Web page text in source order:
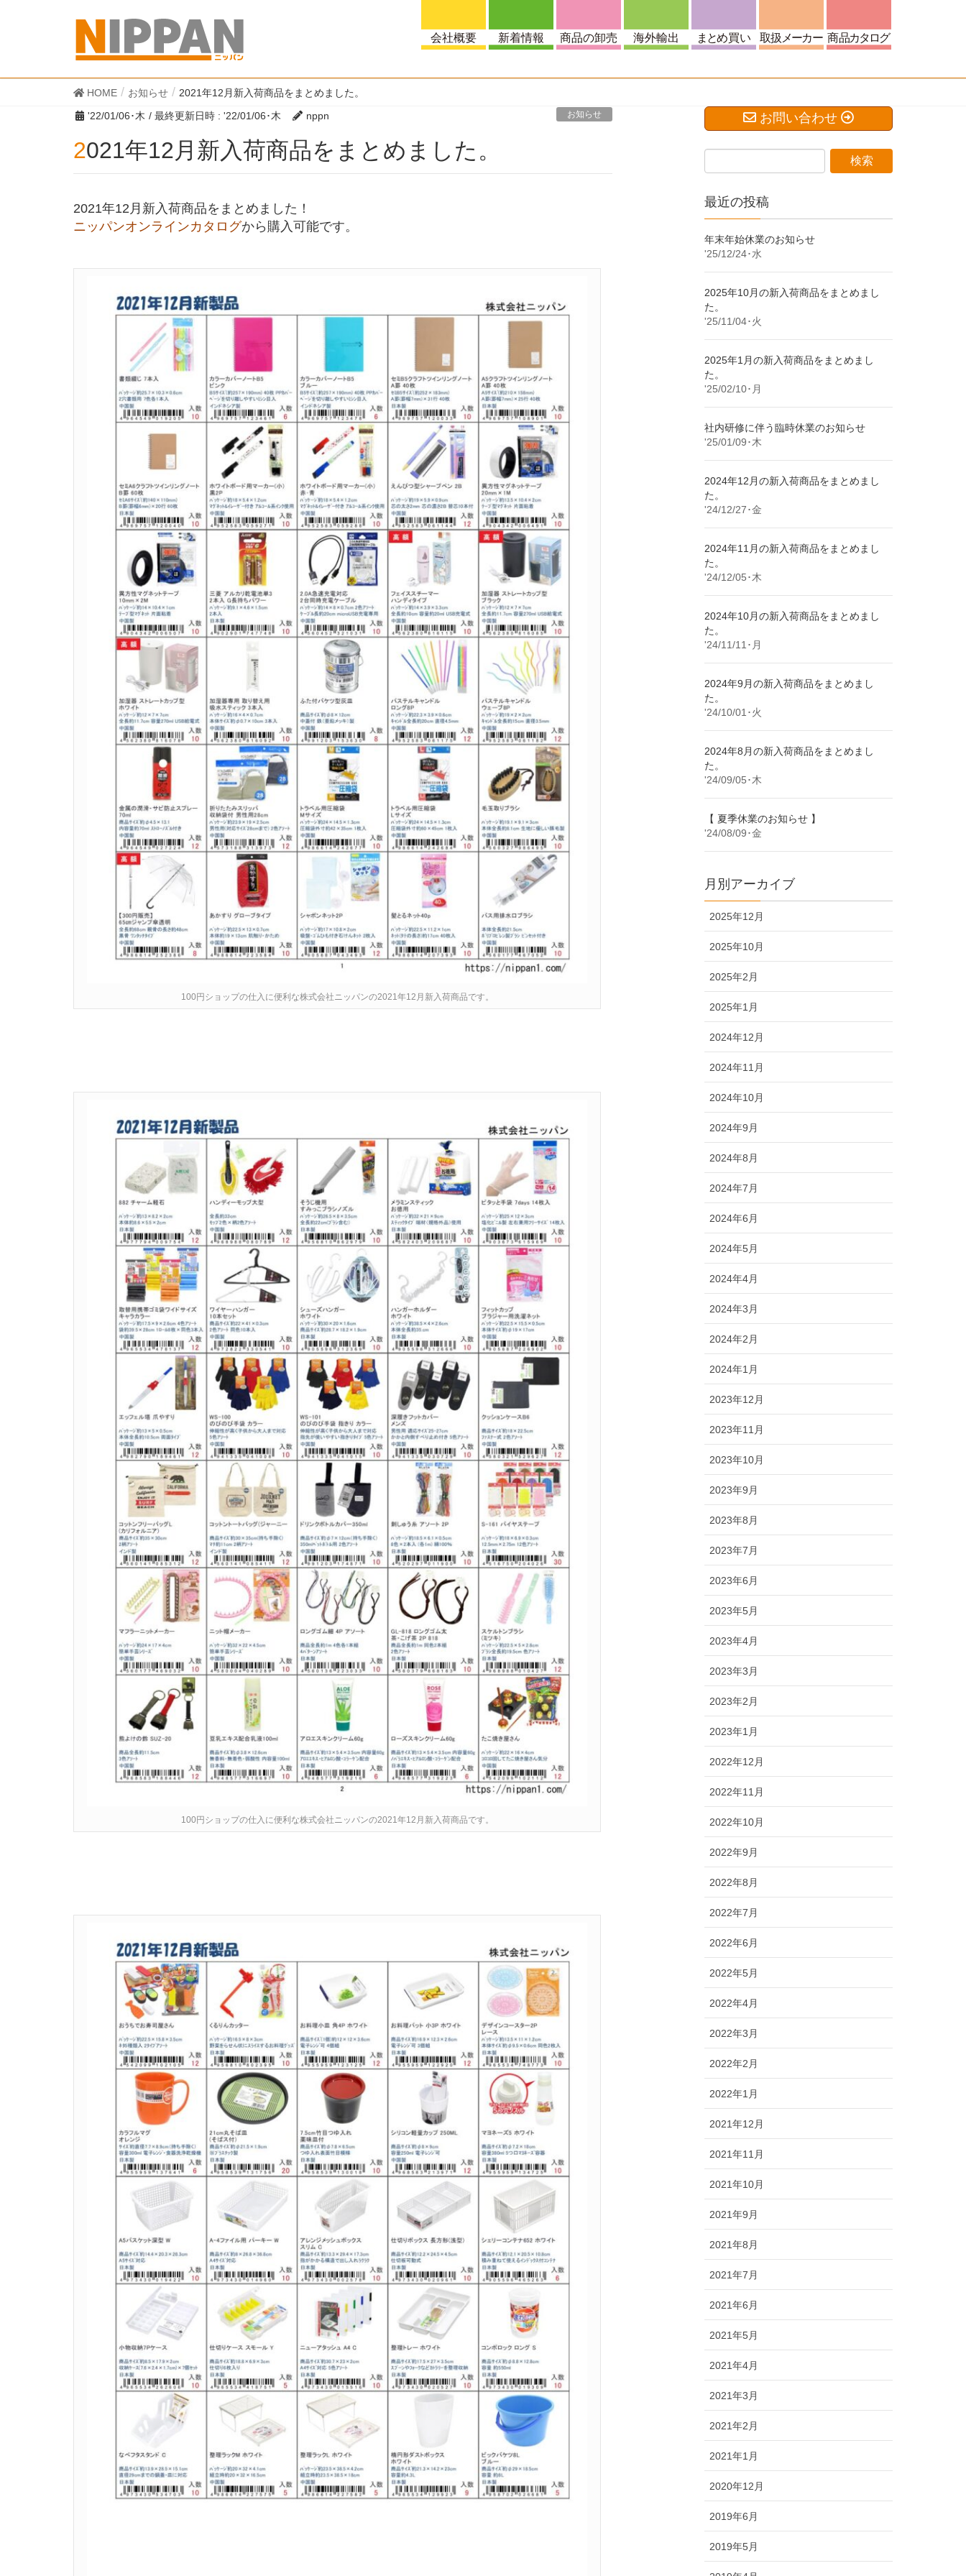
HOME お知らせ 2021年12月新入荷商品をまとめました。
'22/01/06･木 / 最終更新日時 : '22/01/06･木 nppn お知らせ
2021年12月新入荷商品をまとめました。
2021年12月新入荷商品をまとめました！
ニッパンオンラインカタログから購入可能です。
100円ショップの仕入に便利な株式会社ニッパンの2021年12月新入荷商品です。
100円ショップの仕入に便利な株式会社ニッパンの2021年12月新入荷商品です。
お問い合わせ
最近の投稿
年末年始休業のお知らせ
'25/12/24･水
2025年10月の新入荷商品をまとめまし
た。
'25/11/04･火
2025年1月の新入荷商品をまとめまし
た。
'25/02/10･月
社内研修に伴う臨時休業のお知らせ
'25/01/09･木
2024年12月の新入荷商品をまとめまし
た。
'24/12/27･金
2024年11月の新入荷商品をまとめまし
た。
'24/12/05･木
2024年10月の新入荷商品をまとめまし
た。
'24/11/11･月
2024年9月の新入荷商品をまとめまし
た。
'24/10/01･火
2024年8月の新入荷商品をまとめまし
た。
'24/09/05･木
【 夏季休業のお知らせ 】
'24/08/09･金
月別アーカイブ
2025年12月
2025年10月
2025年2月
2025年1月
2024年12月
2024年11月
2024年10月
2024年9月
2024年8月
2024年7月
2024年6月
2024年5月
2024年4月
2024年3月
2024年2月
2024年1月
2023年12月
2023年11月
2023年10月
2023年9月
2023年8月
2023年7月
2023年6月
2023年5月
2023年4月
2023年3月
2023年2月
2023年1月
2022年12月
2022年11月
2022年10月
2022年9月
2022年8月
2022年7月
2022年6月
2022年5月
2022年4月
2022年3月
2022年2月
2022年1月
2021年12月
2021年11月
2021年10月
2021年9月
2021年8月
2021年7月
2021年6月
2021年5月
2021年4月
2021年3月
2021年2月
2021年1月
2020年12月
2019年6月
2019年5月